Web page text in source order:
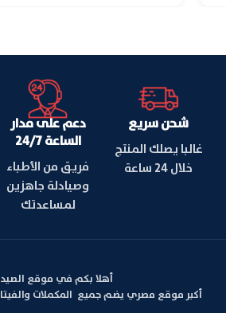
شحن سريع
غالبا يصلك المنتج
خلال 24 ساعة
دعم على مدار
الساعة 24/7
فريق من الأطباء
وصيادلة جاهزين
لمساعدتك
أهلا بكم في موقع
أكبر موقع مصري يضم جميع المكملات